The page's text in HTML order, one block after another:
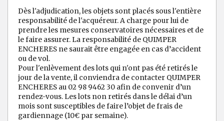
Dès l'adjudication, les objets sont placés sous l'entière
responsabilité de l'acquéreur. A charge pour lui de
prendre les mesures conservatoires nécessaires et de
le faire assurer. La responsabilité de QUIMPER
ENCHERES ne saurait être engagée en cas d’accident
ou de vol.
Pour l'enlèvement des lots qui n'ont pas été retirés le
jour de la vente, il conviendra de contacter QUIMPER
ENCHERES au 02 98 9462 30 afin de convenir d’un
rendez-vous. Les lots non retirés dans le délai d’un
mois sont susceptibles de faire l’objet de frais de
gardiennage (10€ par semaine).